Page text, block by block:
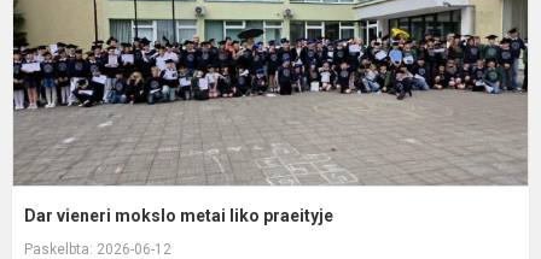
Dar vieneri mokslo metai liko praeityje
Paskelbta: 2026-06-12